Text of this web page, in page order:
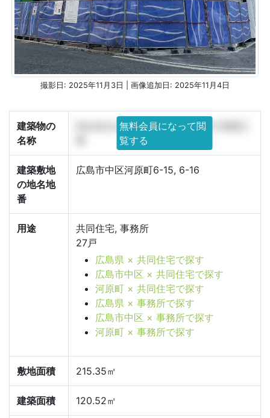
撮影日: 2025年11月3日 | 画像追加日: 2025年11月4日
建築物の
名称
Residence Iconn KAWRAMACHI 新築工
無料会員になって閲
覧する
建築敷地
の地名地
番
広島市中区河原町6-15, 6-16
用途
共同住宅, 事務所
27戸
広島県 × 共同住宅で探す
広島市中区 × 共同住宅で探す
河原町 × 共同住宅で探す
広島県 × 事務所で探す
広島市中区 × 事務所で探す
河原町 × 事務所で探す
敷地面積 215.35㎡
建築面積 120.52㎡